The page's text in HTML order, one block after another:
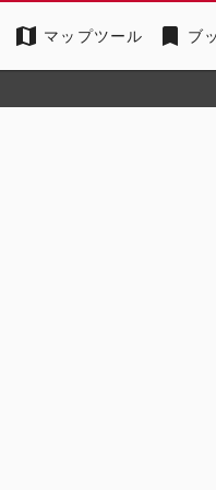
map マップツール bookmark ブ